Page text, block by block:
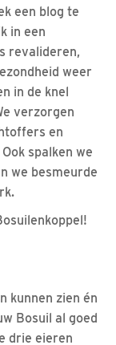
een blog te
in een
revalideren,
weer
in de knel
verzorgen
en
spalken we
we besmeurde
kunnen zien én
Bosuil al goed
drie eieren